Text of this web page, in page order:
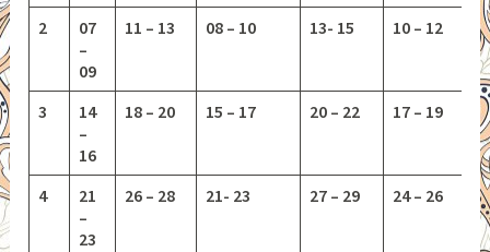
2
07
–
09
11 – 13 08 – 10 13- 15 10 – 12
3
14
–
16
18 – 20 15 – 17 20 – 22 17 – 19
4
21
–
23
26 – 28 21- 23 27 – 29 24 – 26